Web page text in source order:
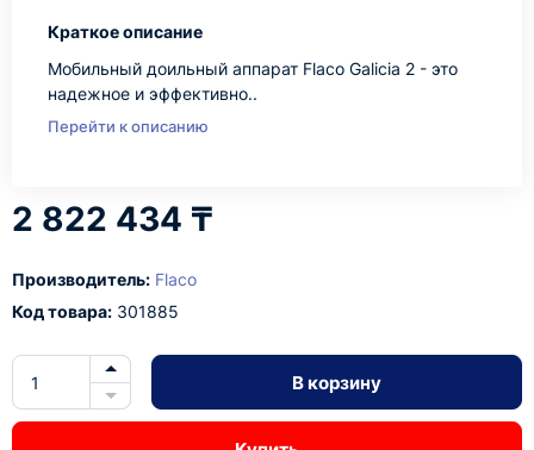
Краткое описание
Мобильный доильный аппарат Flaco Galicia 2 - это
надежное и эффективно..
Перейти к описанию
2 822 434 ₸
Производитель: Flaco
Код товара: 301885
В корзину